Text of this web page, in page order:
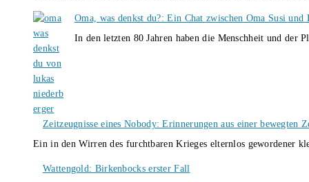
Oma, was denkst du?: Ein Chat zwischen Oma Susi
In den letzten 80 Jahren haben die Menschheit und
Zeitzeugnisse eines Nobody: Erinnerungen aus einer bewegten
Ein in den Wirren des furchtbaren Krieges elternlos gewordener
Wattengold: Birkenbocks erster Fall